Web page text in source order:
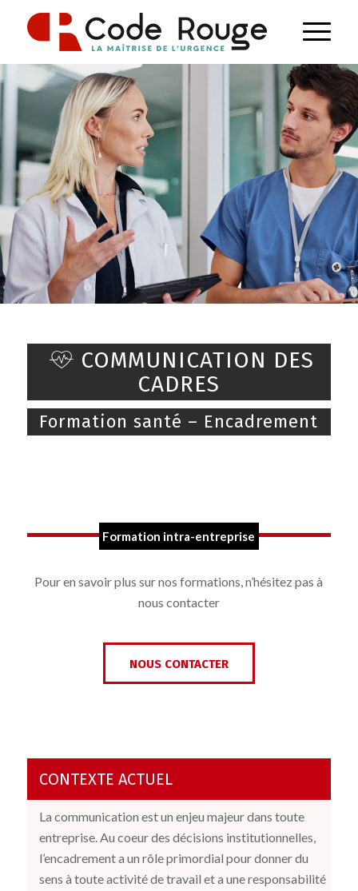
COMMUNICATION DES
CADRES
Formation santé – Encadrement
Formation intra-entreprise
Pour en savoir plus sur nos formations, n’hésitez pas à
nous contacter
NOUS CONTACTER
CONTEXTE ACTUEL
La communication est un enjeu majeur dans toute
entreprise. Au coeur des décisions institutionnelles,
l’encadrement a un rôle primordial pour donner du
sens à toute activité de travail et a une responsabilité